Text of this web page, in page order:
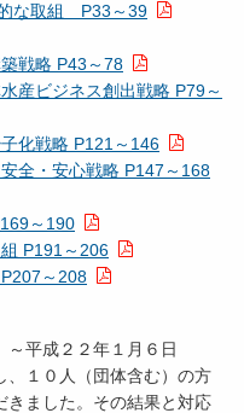
な取組 P33～39
戦略 P43～78
産ビジネス創出戦略 P79～
化戦略 P121～146
全・安心戦略 P147～168
～190
P191～206
～208
平成２２年１月６日
、１０人（団体含む）の方
きました。その結果と対応